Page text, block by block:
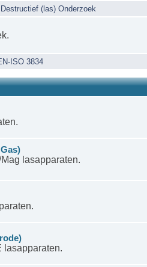
Destructief (las) Onderzoek
ISO 3834
lasapparaten.
lasapparaten.